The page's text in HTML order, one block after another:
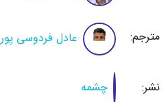
مترجم: عادل فردوسی پور
نشر: چشمه